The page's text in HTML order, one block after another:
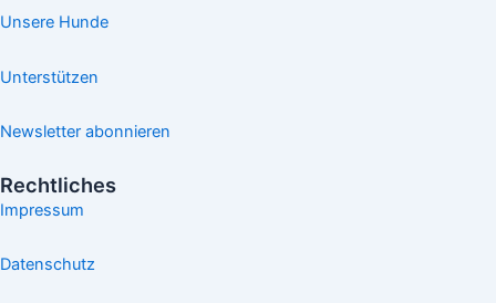
Unsere Hunde
Unterstützen
Newsletter abonnieren
Rechtliches
Impressum
Datenschutz